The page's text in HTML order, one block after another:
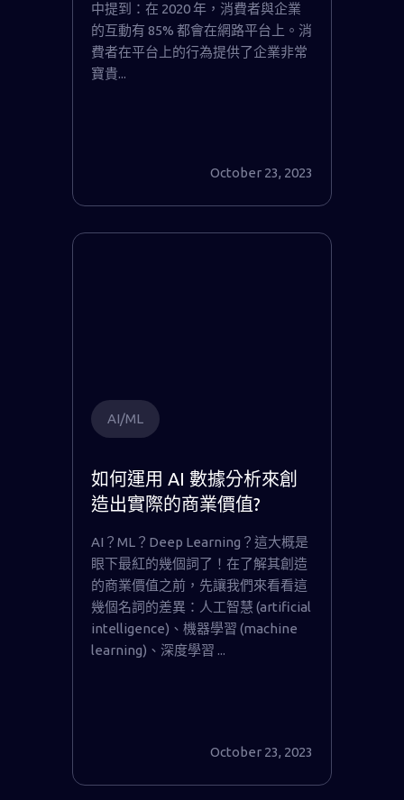
中提到：在 2020 年，消費者與企業
的互動有 85% 都會在網路平台上。消
費者在平台上的行為提供了企業非常
寶貴...
October 23, 2023
AI/ML
如何運用 AI 數據分析來創
造出實際的商業價值?
AI？ML？Deep Learning？這大概是
眼下最紅的幾個詞了！在了解其創造
的商業價值之前，先讓我們來看看這
幾個名詞的差異：人工智慧 (artificial
intelligence)、機器學習 (machine
learning)、深度學習 ...
October 23, 2023